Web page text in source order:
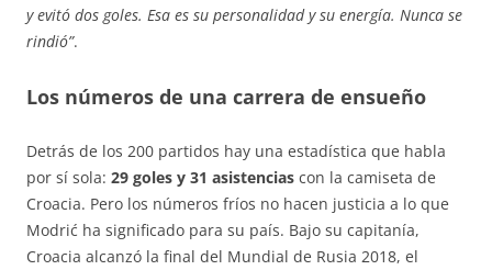
y evitó dos goles. Esa es su personalidad y su energía. Nunca se
rindió”.
Los números de una carrera de ensueño
Detrás de los 200 partidos hay una estadística que habla
por sí sola: 29 goles y 31 asistencias con la camiseta de
Croacia. Pero los números fríos no hacen justicia a lo que
Modrić ha significado para su país. Bajo su capitanía,
Croacia alcanzó la final del Mundial de Rusia 2018, el